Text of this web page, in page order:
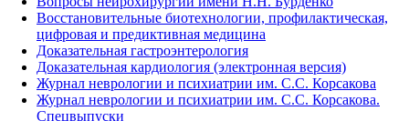
Восстановительные биотехнологии, профилактическая,
цифровая и предиктивная медицина
Доказательная гастроэнтерология
Доказательная кардиология (электронная версия)
Журнал неврологии и психиатрии им. С.С. Корсакова
Журнал неврологии и психиатрии им. С.С. Корсакова.
Спецвыпуски